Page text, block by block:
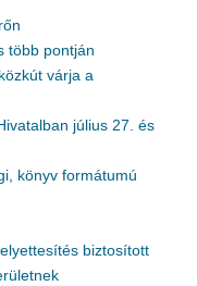
több pontján
várja a
július 27. és
könyv formátumú
biztosított